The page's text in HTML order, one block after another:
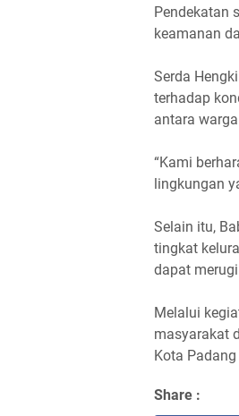
Pendekatan
keamanan
Serda
terhadap
antara
“Kami
lingkungan
Selain itu,
tingkat
dapat
Melalui
masyarakat
Kota
Share :